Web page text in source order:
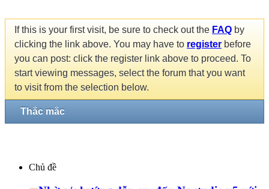
If this is your first visit, be sure to check out the FAQ by
clicking the link above. You may have to register before
you can post: click the register link above to proceed. To
start viewing messages, select the forum that you want
to visit from the selection below.
Thắc mắc
Chủ đề